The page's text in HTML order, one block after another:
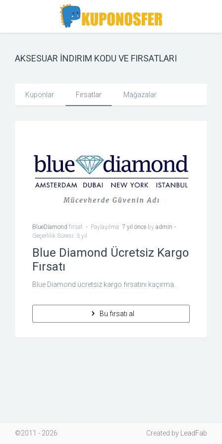
navigation
AKSESUAR İNDIRIM KODU VE FIRSATLARI
Kuponlar Fırsatlar Mağazalar
BlueDiamond fırsat • Paylaşılma: 7 yıl önce by admin •
Geçerlilik Süresi: 3 yıl
Blue Diamond Ücretsiz Kargo
Fırsatı
Blue Diamond ücretsiz kargo fırsatını kaçırma.
Bu fırsatı al
©2011 - 2026 Created by LeadFab